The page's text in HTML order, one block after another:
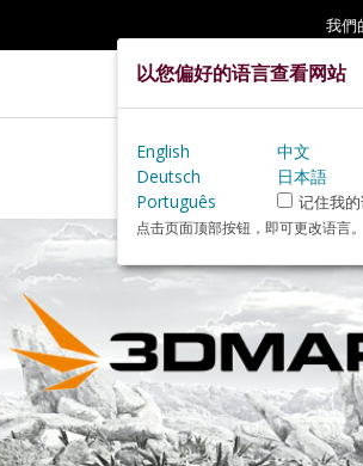
我們
以您偏好的语言查看网站
English
中文
Deutsch
日本語
Português
记住我
点击页面顶部按钮，即可更改语言。